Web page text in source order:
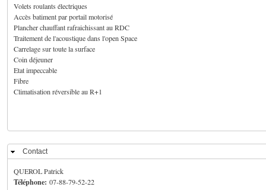
Volets roulants électriques
Accès batiment par portail motorisé
Plancher chauffant rafraichissant au RDC
Traitement de l'acoustique dans l'open Space
Carrelage sur toute la surface
Coin déjeuner
Etat impeccable
Fibre
Climatisation réversible au R+1
Masquer
Contact
QUEROL Patrick
Téléphone: 07-88-79-52-22